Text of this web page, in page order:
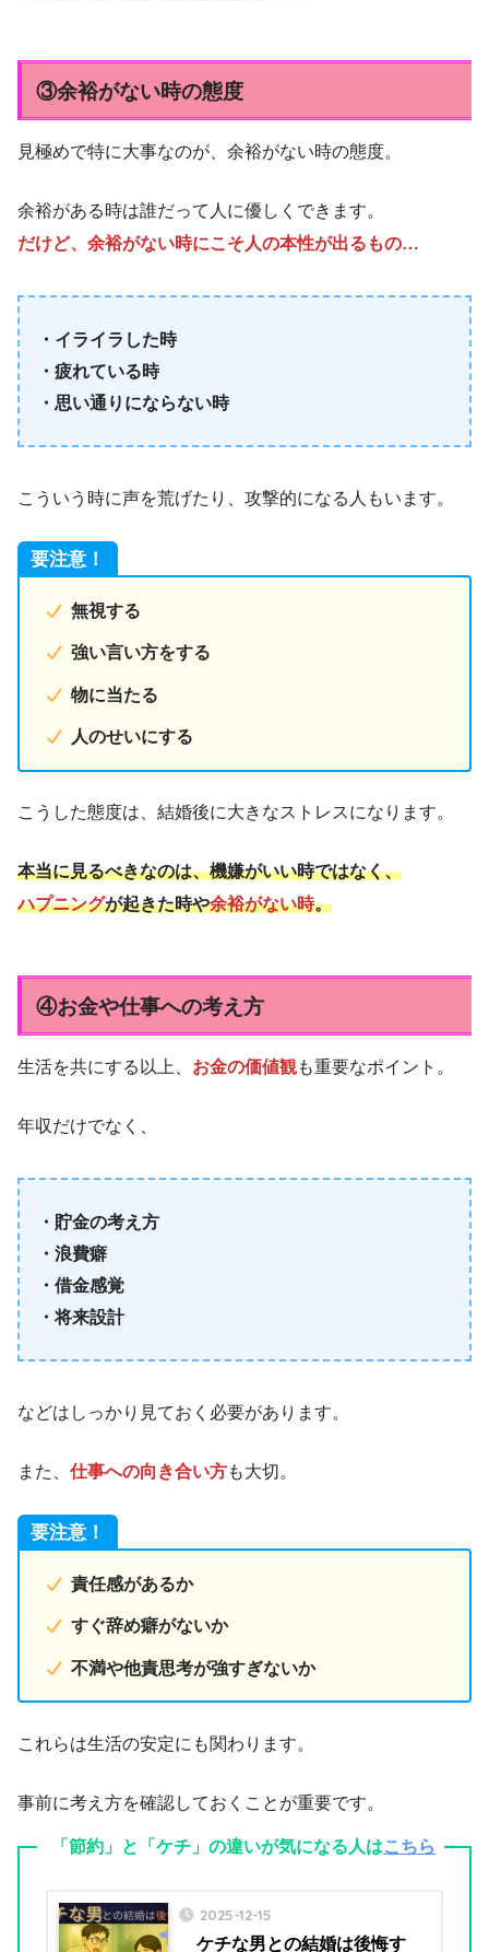
③余裕がない時の態度
見極めで特に大事なのが、余裕がない時の態度。
余裕がある時は誰だって人に優しくできます。
だけど、余裕がない時にこそ人の本性が出るもの…
・イライラした時
・疲れている時
・思い通りにならない時
こういう時に声を荒げたり、攻撃的になる人もいます。
要注意！
無視する
強い言い方をする
物に当たる
人のせいにする
こうした態度は、結婚後に大きなストレスになります。
本当に見るべきなのは、機嫌がいい時ではなく、
ハプニングが起きた時や余裕がない時。
④お金や仕事への考え方
生活を共にする以上、 お金の価値観も重要なポイント。
年収だけでなく、
・貯金の考え方
・浪費癖
・借金感覚
・将来設計
などはしっかり見ておく必要があります。
また、 仕事への向き合い方も大切。
要注意！
責任感があるか
すぐ辞め癖がないか
不満や他責思考が強すぎないか
これらは生活の安定にも関わります。
事前に考え方を確認しておくことが重要です。
「節約」と「ケチ」の違いが気になる人はこちら
2025-12-15
ケチな男との結婚は後悔す